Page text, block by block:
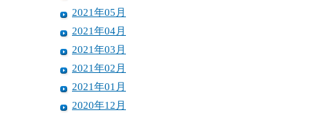
2021年05月
2021年04月
2021年03月
2021年02月
2021年01月
2020年12月